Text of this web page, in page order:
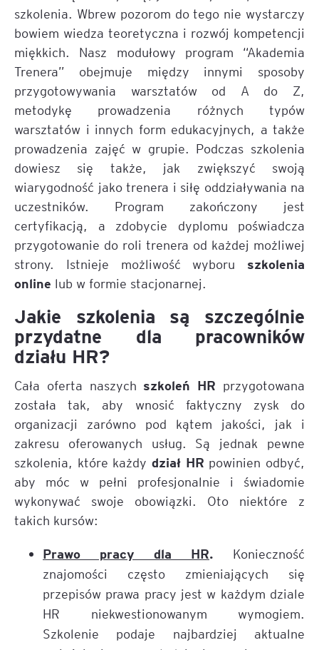
szkolenia. Wbrew pozorom do tego nie wystarczy
bowiem wiedza teoretyczna i rozwój kompetencji
miękkich. Nasz modułowy program “Akademia
Trenera” obejmuje między innymi sposoby
przygotowywania warsztatów od A do Z,
metodykę prowadzenia różnych typów
warsztatów i innych form edukacyjnych, a także
prowadzenia zajęć w grupie. Podczas szkolenia
dowiesz się także, jak zwiększyć swoją
wiarygodność jako trenera i siłę oddziaływania na
uczestników. Program zakończony jest
certyfikacją, a zdobycie dyplomu poświadcza
przygotowanie do roli trenera od każdej możliwej
strony. Istnieje możliwość wyboru szkolenia
online lub w formie stacjonarnej.
Jakie szkolenia są szczególnie
przydatne dla pracowników
działu HR?
Cała oferta naszych szkoleń HR przygotowana
została tak, aby wnosić faktyczny zysk do
organizacji zarówno pod kątem jakości, jak i
zakresu oferowanych usług. Są jednak pewne
szkolenia, które każdy dział HR powinien odbyć,
aby móc w pełni profesjonalnie i świadomie
wykonywać swoje obowiązki. Oto niektóre z
takich kursów:
Prawo pracy dla HR. Konieczność
znajomości często zmieniających się
przepisów prawa pracy jest w każdym dziale
HR niekwestionowanym wymogiem.
Szkolenie podaje najbardziej aktualne